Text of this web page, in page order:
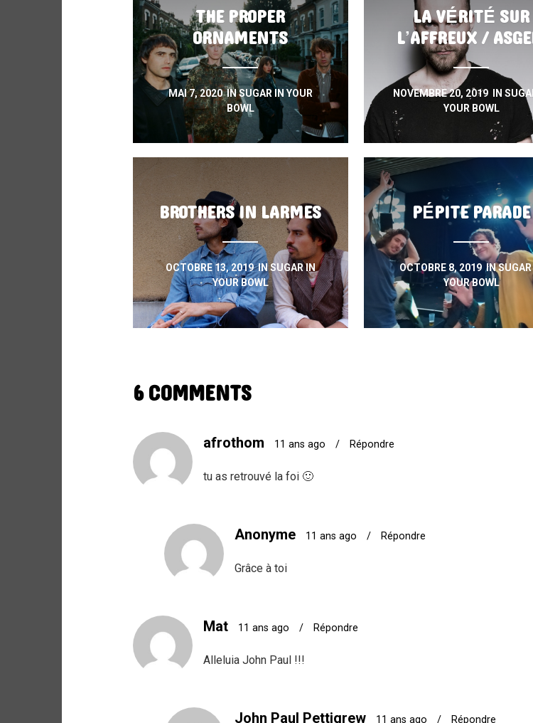
THE PROPER
ORNAMENTS
MAI 7, 2020INSUGAR IN YOUR
BOWL
LA VÉRITÉ SUR
L’AFFREUX /
NOVEMBRE 20, 2019 IN
YOUR BOWL
BROTHERS IN LARMES
OCTOBRE 13, 2019INSUGAR IN
YOUR BOWL
PÉPITE PARADE
OCTOBRE 8, 2019 INSUGAR
YOUR BOWL
6 COMMENTS
afrothom 11 ans ago / Répondre
tu as retrouvé la foi 🙂
Anonyme 11 ans ago / Répondre
Grâce à toi
Mat 11 ans ago / Répondre
Alleluia John Paul !!!
John Paul Pettigrew 11 ans ago / Répondre